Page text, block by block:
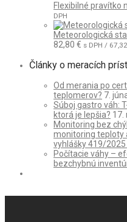
Flexibilné pravítko
DPH
Meteorologická
82,80 € s DPH / 67,32
Články o meracích
Od merania po
teplomerov? 7.
Súboj gastro váh:
ktorá je lepšia? 17.
Monitoring bez
monitoring teploty
vyhlášky 419/2025
Počítacie váhy –
bezchybnú